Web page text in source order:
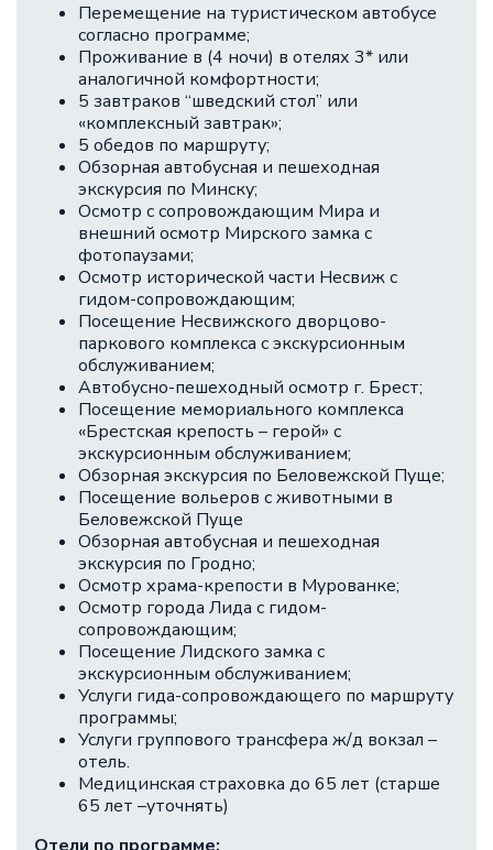
Перемещение на туристическом автобусе
согласно программе;
Проживание в (4 ночи) в отелях 3* или
аналогичной комфортности;
5 завтраков “шведский стол” или
«комплексный завтрак»;
5 обедов по маршруту;
Обзорная автобусная и пешеходная
экскурсия по Минску;
Осмотр с сопровождающим Мира и
внешний осмотр Мирского замка с
фотопаузами;
Осмотр исторической части Несвиж с
гидом-сопровождающим;
Посещение Несвижского дворцово-
паркового комплекса с экскурсионным
обслуживанием;
Автобусно-пешеходный осмотр г. Брест;
Посещение мемориального комплекса
«Брестская крепость – герой» с
экскурсионным обслуживанием;
Обзорная экскурсия по Беловежской Пуще;
Посещение вольеров с животными в
Беловежской Пуще
Обзорная автобусная и пешеходная
экскурсия по Гродно;
Осмотр храма-крепости в Мурованке;
Осмотр города Лида с гидом-
сопровождающим;
Посещение Лидского замка с
экскурсионным обслуживанием;
Услуги гида-сопровождающего по маршруту
программы;
Услуги группового трансфера ж/д вокзал –
отель.
Медицинская страховка до 65 лет (старше
65 лет –уточнять)